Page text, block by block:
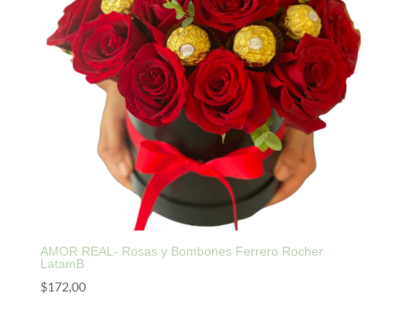
AMOR REAL- Rosas y Bombones Ferrero Rocher
LatamB
$172,00